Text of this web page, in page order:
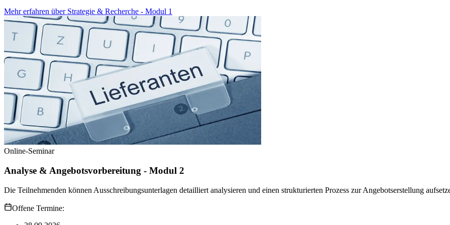
Mehr erfahren über Strategie & Recherche - Modul 1
Online-Seminar
Analyse & Angebotsvorbereitung - Modul 2
Die Teilnehmenden können Ausschreibungsunterlagen detailliert analysieren und einen strukturierten Prozess zur Angebotserstellung
Offene Termine: